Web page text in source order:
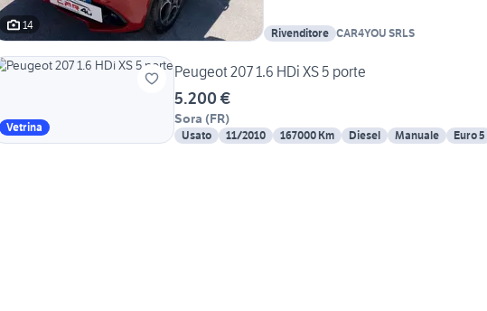
14
Rivenditore CAR4YOU SRLS
Vetrina
Peugeot 207 1.6 HDi XS 5 porte
5.200 €
Sora (FR)
Usato 11/2010 167000 Km Diesel Manuale Euro 5